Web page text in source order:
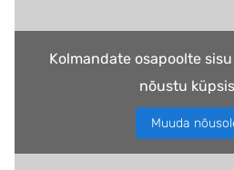
Kolmandate osapoolte
nõustu
Muuda